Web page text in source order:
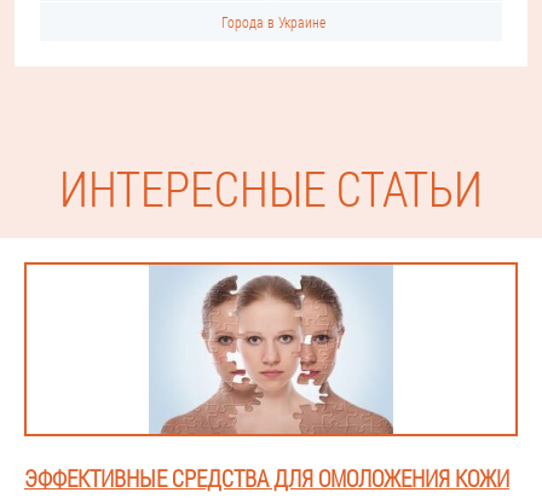
Города в Украине
ИНТЕРЕСНЫЕ СТАТЬИ
ЭФФЕКТИВНЫЕ СРЕДСТВА ДЛЯ ОМОЛОЖЕНИЯ КОЖИ